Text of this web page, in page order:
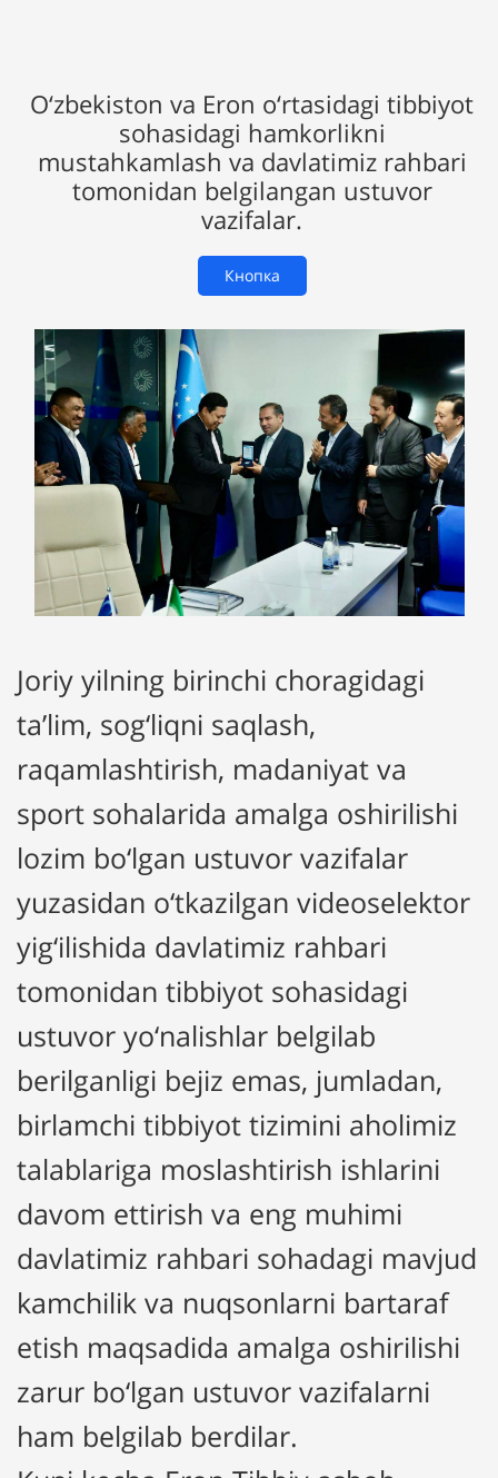
O‘zbekiston va Eron o‘rtasidagi tibbiyot
sohasidagi hamkorlikni
mustahkamlash va davlatimiz rahbari
tomonidan belgilangan ustuvor
vazifalar.
Кнопка
Joriy yilning birinchi choragidagi
ta’lim, sog‘liqni saqlash,
raqamlashtirish, madaniyat va
sport sohalarida amalga oshirilishi
lozim bo‘lgan ustuvor vazifalar
yuzasidan o‘tkazilgan videoselektor
yig‘ilishida davlatimiz rahbari
tomonidan tibbiyot sohasidagi
ustuvor yo‘nalishlar belgilab
berilganligi bejiz emas, jumladan,
birlamchi tibbiyot tizimini aholimiz
talablariga moslashtirish ishlarini
davom ettirish va eng muhimi
davlatimiz rahbari sohadagi mavjud
kamchilik va nuqsonlarni bartaraf
etish maqsadida amalga oshirilishi
zarur bo‘lgan ustuvor vazifalarni
ham belgilab berdilar.